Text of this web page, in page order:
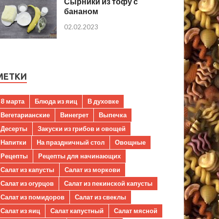
бананом
02.02.2023
8 марта Блюда из яиц
В духовке
Вегетарианские
Винегрет
Выпечка
Десерты
Закуски из грибов и овощей
Напитки
На праздничный стол
Овощные
Рецепты
Рецепты для начинающих
Салат из капусты
Салат из моркови
Салат из огурцов
Салат из пекинской капусты
Салат из помидоров
Салат из свеклы
Салат из яиц
Салат капустный Салат мясной